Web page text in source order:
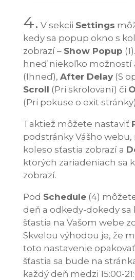
4. V sekcii Settings
kedy sa popup okno s
zobrazí – Show Popup
hneď niekoľko možností
(Ihneď), After Delay(S
Scroll (Pri skrolovaní) či
(Pri pokuse o exit
Taktiež môžete nastaviť
podstránky Vášho webu,
koleso sťastia zobrazí a
ktorých zariadeniach sa
zobrazí.
Pod Schedule(4)
deň a odkedy-dokedy sa
šťastia na Vašom webe
Skvelou výhodou je, že
toto nastavenie
šťastia sa bude na
každý deň medzi 15:00-